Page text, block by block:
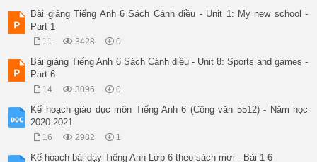
Bài giảng Tiếng Anh 6 Sách Cánh diều - Unit 1: My new school -
Part 1
11 3428 0
Bài giảng Tiếng Anh 6 Sách Cánh diều - Unit 8: Sports and games -
Part 6
14 3096 0
Kế hoạch giáo dục môn Tiếng Anh 6 (Công văn 5512) - Năm học
2020-2021
16 2982 1
Kế hoạch bài dạy Tiếng Anh Lớp 6 theo sách mới - Bài 1-6